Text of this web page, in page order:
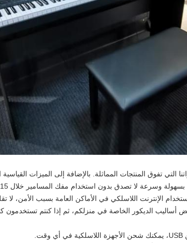
التي تفوق المنتجات المماثلة. بالإضافة إلى الميزات
أساليب الديكور الخاصة في منزلكم، ثم إذا كنتم تستخدمون